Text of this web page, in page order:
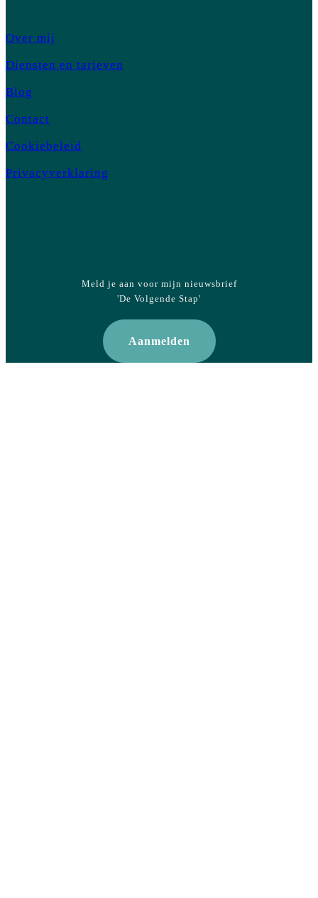
Over mij
Diensten en tarieven
Blog
Contact
Cookiebeleid
Privacyverklaring
Meld je aan voor mijn nieuwsbrief
'De Volgende Stap'
Aanmelden